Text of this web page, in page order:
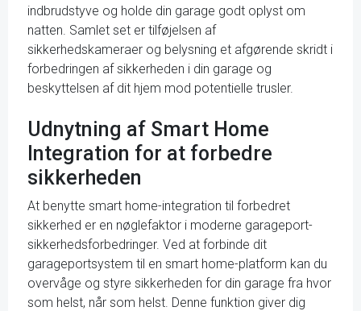
indbrudstyve og holde din garage godt oplyst om
natten. Samlet set er tilføjelsen af
sikkerhedskameraer og belysning et afgørende skridt i
forbedringen af sikkerheden i din garage og
beskyttelsen af dit hjem mod potentielle trusler.
Udnytning af Smart Home
Integration for at forbedre
sikkerheden
At benytte smart home-integration til forbedret
sikkerhed er en nøglefaktor i moderne garageport-
sikkerhedsforbedringer. Ved at forbinde dit
garageportsystem til en smart home-platform kan du
overvåge og styre sikkerheden for din garage fra hvor
som helst, når som helst. Denne funktion giver dig